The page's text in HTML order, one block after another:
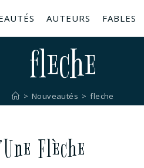
AUTEURS FABLES
fleche
> Nouveautés > fleche
Flèche